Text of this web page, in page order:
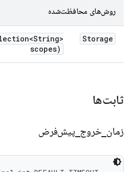
روش‌های محافظت‌شده
Storage
scopes)
ثابت‌ها
زمان _خروج پیش‌فرض